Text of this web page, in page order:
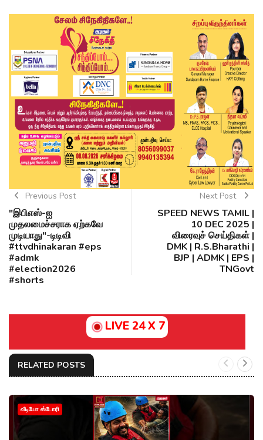
Previous Post
"இபிஎஸ்-ஐ
முதலமைச்சராக ஏற்கவே
முடியாது"-டிடிவி
#ttvdhinakaran #eps
#admk
#election2026
#shorts
Next Post
SPEED NEWS TAMIL |
10 DEC 2025 |
விரைவுச் செய்திகள் |
DMK | R.S.Bharathi |
BJP | ADMK | EPS |
TNGovt
LIVE 24 X 7
RELATED POSTS
வீடியோ ஸ்டோரி